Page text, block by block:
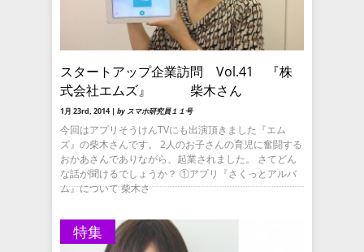
スタートアップ企業訪問 Vol.41 『株
式会社エムズ』 柴木さん
1月 23rd, 2014 | by スマホ研究員１１号
今回はアプリそうけんTVにも出演頂きました『エム
ズ』の柴木さんです。 2人のお子さんの育児に奮闘する
おかあさんでありながら、起業されました。 さてどん
な話が聞けるでしょうか？ ①アプリ『さくっとアルバ
ム』について 柴木さ
特集